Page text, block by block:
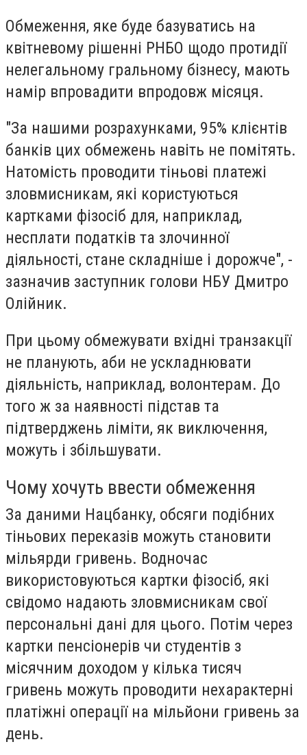
Обмеження, яке буде базуватись на
квітневому рішенні РНБО щодо протидії
нелегальному гральному бізнесу, мають
намір впровадити впродовж місяця.
"За нашими розрахунками, 95% клієнтів
банків цих обмежень навіть не помітять.
Натомість проводити тіньові платежі
зловмисникам, які користуються
картками фізосіб для, наприклад,
несплати податків та злочинної
діяльності, стане складніше і дорожче", -
зазначив заступник голови НБУ Дмитро
Олійник.
При цьому обмежувати вхідні транзакції
не планують, аби не ускладнювати
діяльність, наприклад, волонтерам. До
того ж за наявності підстав та
підтверджень ліміти, як виключення,
можуть і збільшувати.
Чому хочуть ввести обмеження
За даними Нацбанку, обсяги подібних
тіньових переказів можуть становити
мільярди гривень. Водночас
використовуються картки фізосіб, які
свідомо надають зловмисникам свої
персональні дані для цього. Потім через
картки пенсіонерів чи студентів з
місячним доходом у кілька тисяч
гривень можуть проводити нехарактерні
платіжні операції на мільйони гривень за
день.